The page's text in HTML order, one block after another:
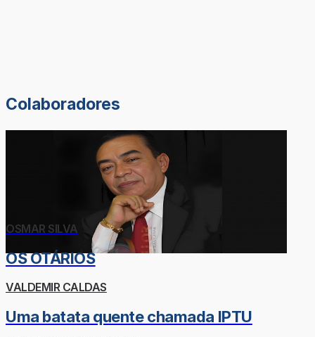
Colaboradores
OSMAR SILVA
OS OTÁRIOS
VALDEMIR CALDAS
Uma batata quente chamada IPTU